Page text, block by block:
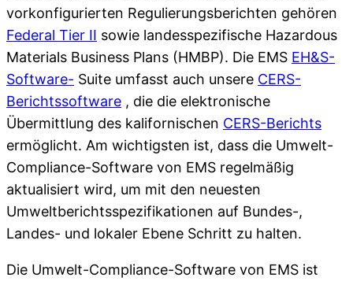
vorkonfigurierten Regulierungsberichten gehören
Federal Tier II sowie landesspezifische Hazardous
Materials Business Plans (HMBP). Die EMS EH&S-
Software- Suite umfasst auch unsere CERS-
Berichtssoftware , die die elektronische
Übermittlung des kalifornischen CERS-Berichts
ermöglicht. Am wichtigsten ist, dass die Umwelt-
Compliance-Software von EMS regelmäßig
aktualisiert wird, um mit den neuesten
Umweltberichtsspezifikationen auf Bundes-,
Landes- und lokaler Ebene Schritt zu halten.
Die Umwelt-Compliance-Software von EMS ist